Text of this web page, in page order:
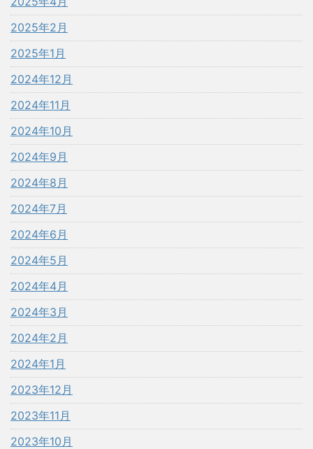
2025年2月
2025年1月
2024年12月
2024年11月
2024年10月
2024年9月
2024年8月
2024年7月
2024年6月
2024年5月
2024年4月
2024年3月
2024年2月
2024年1月
2023年12月
2023年11月
2023年10月